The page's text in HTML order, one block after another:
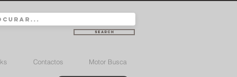
Search
Contactos Motor Busca